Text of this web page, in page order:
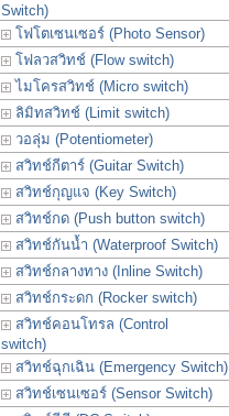
Switch)
โฟโตเซนเซอร์ (Photo Sensor)
โฟลวสวิทช์ (Flow switch)
ไมโครสวิทช์ (Micro switch)
ลิมิทสวิทช์ (Limit switch)
วอลุ่ม (Potentiometer)
สวิทช์กีตาร์ (Guitar Switch)
สวิทช์กุญแจ (Key Switch)
สวิทช์กด (Push button switch)
สวิทช์กันน้ำ (Waterproof Switch)
สวิทช์กลางทาง (Inline Switch)
สวิทช์กระดก (Rocker switch)
สวิทช์คอนโทรล (Control
switch)
สวิทช์ฉุกเฉิน (Emergency Switch)
สวิทช์เซนเซอร์ (Sensor Switch)